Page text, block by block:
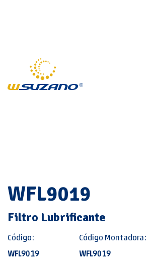
WFL9019
Filtro Lubrificante
Código:
WFL9019
Código Montadora:
WFL9019